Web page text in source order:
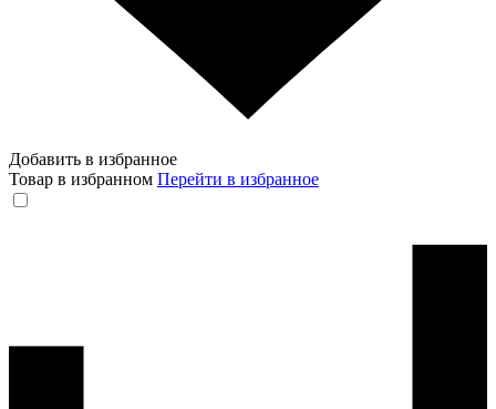
Добавить в избранное
Товар в избранном Перейти в избранное